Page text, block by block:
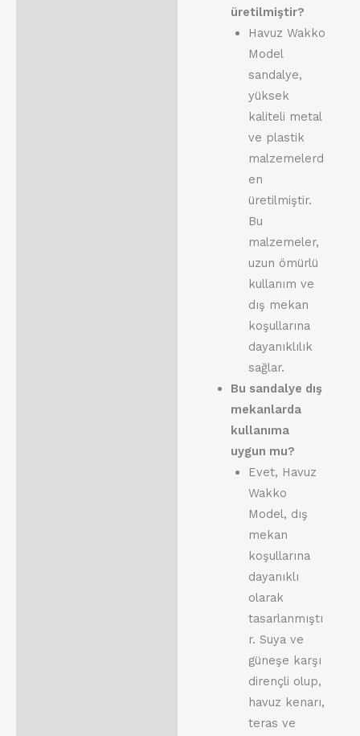
üretilmiştir?
Havuz Wakko
Model
sandalye,
yüksek
kaliteli metal
ve plastik
malzemelerd
en
üretilmiştir.
Bu
malzemeler,
uzun ömürlü
kullanım ve
dış mekan
koşullarına
dayanıklılık
sağlar.
Bu sandalye dış
mekanlarda
kullanıma
uygun mu?
Evet, Havuz
Wakko
Model, dış
mekan
koşullarına
dayanıklı
olarak
tasarlanmıştı
r. Suya ve
güneşe karşı
dirençli olup,
havuz kenarı,
teras ve